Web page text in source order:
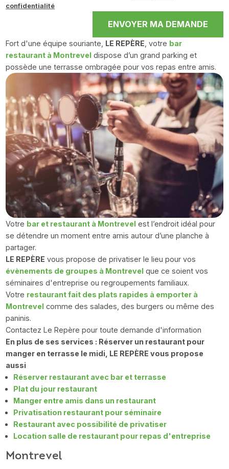
confidentialité
ENVOYER MA DEMANDE
Fort d'une équipe souriante, LE REPÈRE , votre bar
restaurant à Montrevel dispose d’un grand parking et
possède une terrasse ombragée pour vos repas entre amis.
Votre bar et restaurant à Montrevel est l’endroit idéal pour
se détendre un moment entre amis autour d’une planche à
partager.
LE REPÈRE vous propose de privatiser le lieu pour vos
évènements de groupes à Montrevel que ce soient vos
séminaires d'entreprise ou regroupements familiaux.
Votre restaurant fait des plats rapides à emporter à
Montrevel comme des salades, des burgers ou même des
paninis.
Contactez Le Repère pour toute demande d'information
En plus de ses services : Réserver un restaurant pour
manger en terrasse le midi, LE REPÈRE vous propose
aussi
Réserver restaurant avec bar et terrasse
Plat du jour restaurant
Manger entre amis dans un restaurant
Privatisation restaurant pour séminaire
Restaurant avec possibilité de privatiser
Location salle de restaurant pour repas d'entreprise
Montrevel